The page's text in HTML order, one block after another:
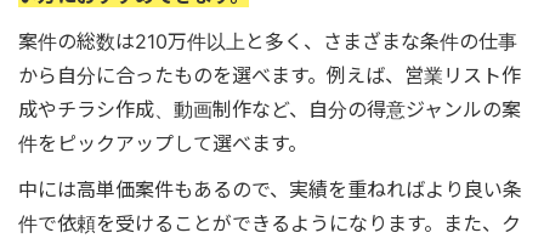
案件の総数は210万件以上と多く、さまざまな条件の仕事
から自分に合ったものを選べます。例えば、営業リスト作
成やチラシ作成、動画制作など、自分の得意ジャンルの案
件をピックアップして選べます。
中には高単価案件もあるので、実績を重ねればより良い条
件で依頼を受けることができるようになります。また、ク